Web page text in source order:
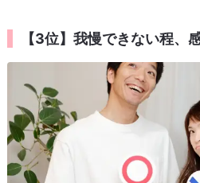
【3位】我慢できない程、